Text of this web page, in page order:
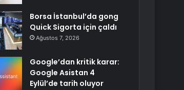
Borsa İstanbul’da gong
Quick Sigorta için çaldı
Ağustos 7, 2026
Google’dan kritik karar:
Google Asistan 4
Eylül’de tarih oluyor